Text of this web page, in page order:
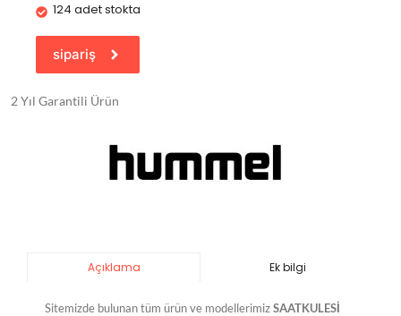
124 adet stokta
sipariş
2 Yıl Garantili Ürün
Açıklama Ek bilgi
Sitemizde bulunan tüm ürün ve modellerimizSAATKULESİ